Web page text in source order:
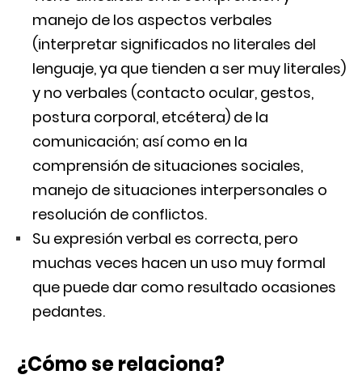
manejo de los aspectos verbales
(interpretar significados no literales del
lenguaje, ya que tienden a ser muy literales)
y no verbales (contacto ocular, gestos,
postura corporal, etcétera) de la
comunicación; así como en la
comprensión de situaciones sociales,
manejo de situaciones interpersonales o
resolución de conflictos.
Su expresión verbal es correcta, pero
muchas veces hacen un uso muy formal
que puede dar como resultado ocasiones
pedantes.
¿Cómo se relaciona?